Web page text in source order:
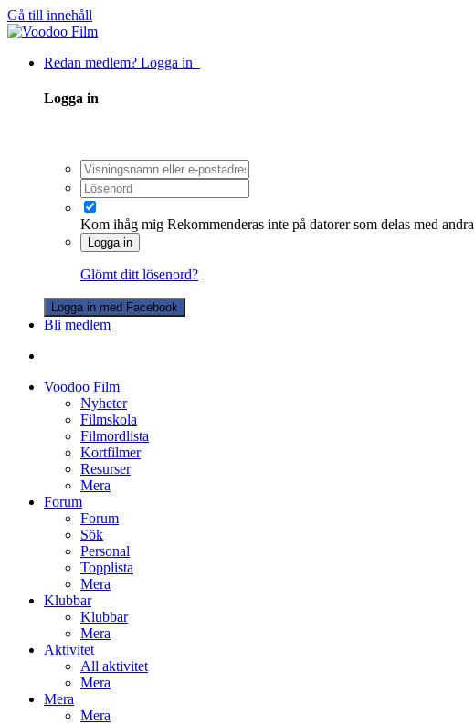
Gå till innehåll
Redan medlem? Logga in
Logga in
Kom ihåg mig Rekommenderas inte på datorer som delas med andra
Logga in
Glömt ditt lösenord?
Logga in med Facebook
Bli medlem
Voodoo Film
Nyheter
Filmskola
Filmordlista
Kortfilmer
Resurser
Mera
Forum
Forum
Sök
Personal
Topplista
Mera
Klubbar
Klubbar
Mera
Aktivitet
All aktivitet
Mera
Mera
Mera